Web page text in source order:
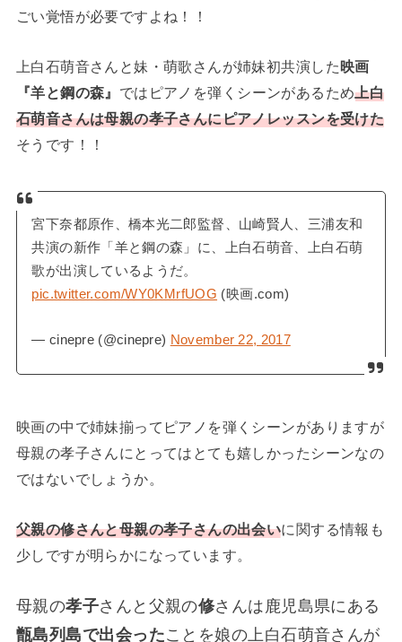
ごい覚悟が必要ですよね！！
上白石萌音さんと妹・萌歌さんが姉妹初共演した映画
『羊と鋼の森』 ではピアノを弾くシーンがあるため上白
石萌音さんは母親の孝子さんにピアノレッスンを受けた
そうです！！
宮下奈都原作、橋本光二郎監督、山崎賢人、三浦友和
共演の新作「羊と鋼の森」に、上白石萌音、上白石萌
歌が出演しているようだ。
pic.twitter.com/WY0KMrfUOG (映画.com)
— cinepre (@cinepre) November 22, 2017
映画の中で姉妹揃ってピアノを弾くシーンがありますが
母親の孝子さんにとってはとても嬉しかったシーンなの
ではないでしょうか。
父親の修さんと母親の孝子さんの出会いに関する情報も
少しですが明らかになっています。
母親の孝子さんと父親の修さんは鹿児島県にある
甑島列島で出会ったことを娘の上白石萌音さんが